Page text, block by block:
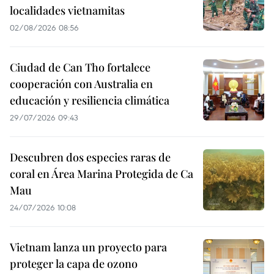
localidades vietnamitas
02/08/2026 08:56
Ciudad de Can Tho fortalece
cooperación con Australia en
educación y resiliencia climática
29/07/2026 09:43
Descubren dos especies raras de
coral en Área Marina Protegida de Ca
Mau
24/07/2026 10:08
Vietnam lanza un proyecto para
proteger la capa de ozono